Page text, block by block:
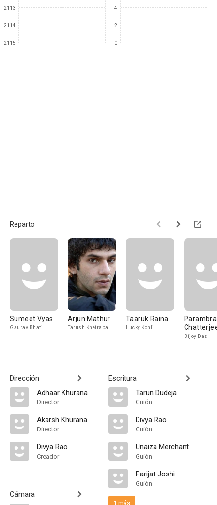
2113
2114
2115
4
2
0
Reparto
Sumeet Vyas
Gaurav Bhati
Arjun Mathur
Tarush Khetrapal
Taaruk Raina
Lucky Kohli
Bijoy Das
Dirección
Adhaar Khurana
Director
Akarsh Khurana
Director
Divya Rao
Creador
Cámara
Escritura
Tarun Dudeja
Guión
Divya Rao
Guión
Unaiza Merchant
Guión
Parijat Joshi
Guión
1 más